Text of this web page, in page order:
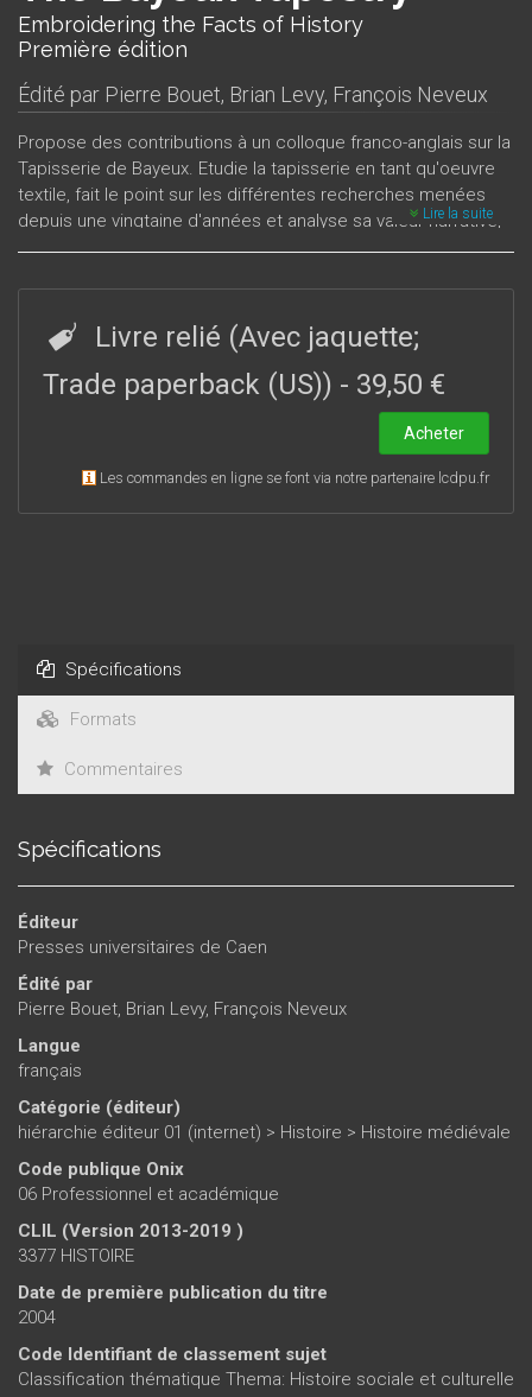
Embroidering the Facts of History
Première édition
Édité par Pierre Bouet, Brian Levy, François Neveux
Propose des contributions à un colloque franco-anglais sur la
Tapisserie de Bayeux. Etudie la tapisserie en tant qu'oeuvre
textile, fait le point sur les différentes recherches menées
depuis une vingtaine d'années et analyse sa valeur narrative,
ou de document renseignant sur des événements
Lire la suite
Livre relié (Avec jaquette;
Trade paperback (US)) - 39,50 €
Acheter
Les commandes en ligne se font via notre partenaire lcdpu.fr
Spécifications
Formats
Commentaires
Spécifications
Éditeur
Presses universitaires de Caen
Édité par
Pierre Bouet Brian Levy, François Neveux
Langue
français
Catégorie (éditeur)
hiérarchie éditeur 01 (internet) > Histoire > Histoire médiévale
Code publique Onix
06 Professionnel et académique
CLIL (Version 2013-2019 )
3377 HISTOIRE
Date de première publication du titre
2004
Code Identifiant de classement sujet
Classification thématique Thema: Histoire sociale et culturelle